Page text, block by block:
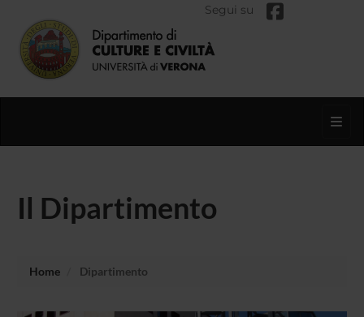
Segui su
Il Dipartimento
Home Dipartimento